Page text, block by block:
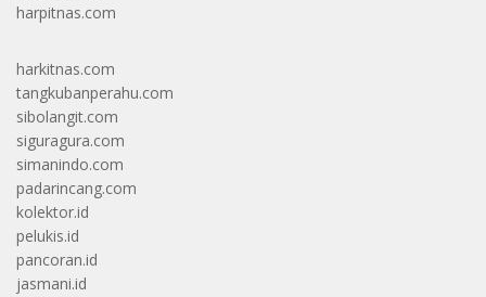
harpitnas.com
harkitnas.com
tangkubanperahu.com
sibolangit.com
siguragura.com
simanindo.com
padarincang.com
kolektor.id
pelukis.id
pancoran.id
jasmani.id